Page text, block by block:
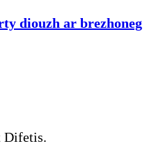
diouzh ar brezhoneg
Difetis.